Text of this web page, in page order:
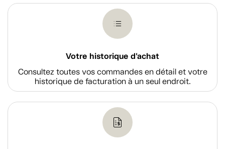
Votre historique d'achat
Consultez toutes vos commandes en détail et votre
historique de facturation à un seul endroit.